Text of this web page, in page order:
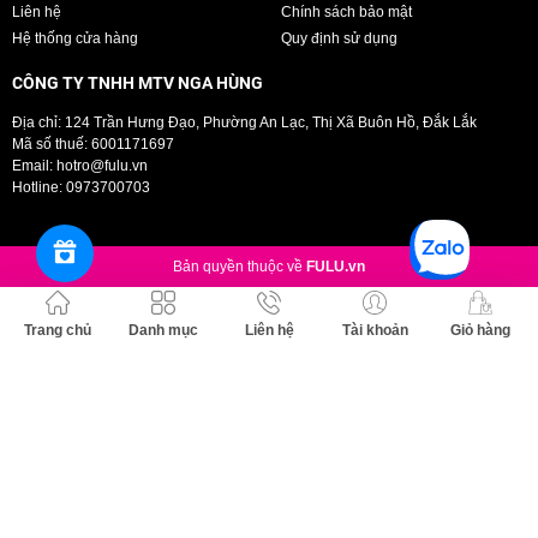
Trang chủ Danh mục Liên hệ Tài khoản Giỏ hàng
Liên hệ
Hệ thống cửa hàng
Chính sách bảo mật
Quy định sử dụng
CÔNG TY TNHH MTV NGA HÙNG
Địa chỉ: 124 Trần Hưng Đạo, Phường An Lạc, Thị Xã Buôn Hồ, Đắk Lắk
Mã số thuế: 6001171697
Email: hotro@fulu.vn
Hotline: 0973700703
Bản quyền thuộc về FULU.vn